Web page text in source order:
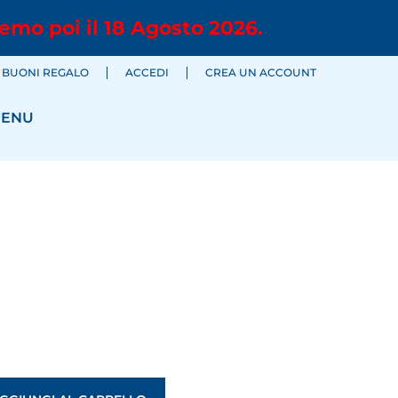
poi il 18 Agosto 2026.
BUONI REGALO ACCEDI CREA UN ACCOUNT